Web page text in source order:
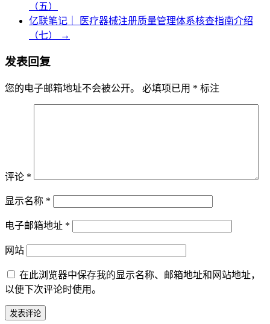
（五）
亿联笔记｜ 医疗器械注册质量管理体系核查指南介绍
（七）
→
发表回复
您的电子邮箱地址不会被公开。 必填项已用 * 标注
评论 *
显示名称 *
电子邮箱地址 *
网站
在此浏览器中保存我的显示名称、邮箱地址和网站地址，
以便下次评论时使用。